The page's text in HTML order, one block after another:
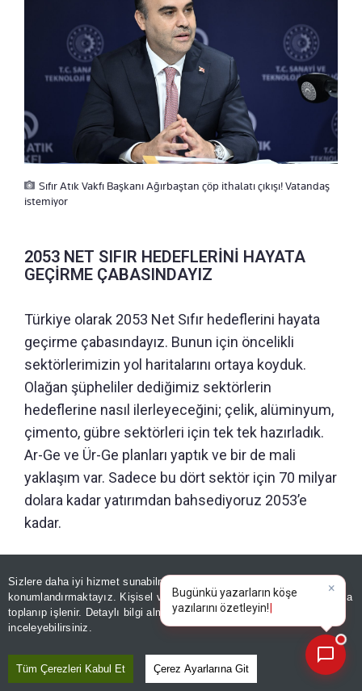
Sizlere daha iyi hizmet sunabilmek adına sitemizde
konumlandırmaktayız. Kişisel verileriniz, KVKK ve GDPR kapsamında
toplanıp işlenir. Detaylı bilgi almak içinAydınlatma Metnimizi
inceleyebilirsiniz.
Tüm Çerezleri Kabul Et Çerez Ayarlarına Git
Sıfır Atık Vakfı Başkanı Ağırbaştan çöp ithalatı çıkışı! Vatandaş
istemiyor
2053 NET SIFIR HEDEFLERİNİ HAYATA
GEÇİRME ÇABASINDAYIZ
Türkiye olarak 2053 Net Sıfır hedeflerini hayata
geçirme çabasındayız. Bunun için öncelikli
sektörlerimizin yol haritalarını ortaya koyduk.
Olağan şüpheliler dediğimiz sektörlerin
hedeflerine nasıl ilerleyeceğini; çelik, alüminyum,
çimento, gübre sektörleri için tek tek hazırladık.
Ar-Ge ve Ür-Ge planları yaptık ve bir de mali
yaklaşım var. Sadece bu dört sektör için 70 milyar
dolara kadar yatırımdan bahsediyoruz 2053’e
kadar.
Burada uluslararası finansman çok önemli hale
geliyor. İklim müzakerelerinde bunu
vurguluyoruz. COP31’de en temel önceliklerden
biri, dev toplantıya yakışır şekilde ev sahipliği
×
Bugünkü yazarların köşe
yazılarını öz